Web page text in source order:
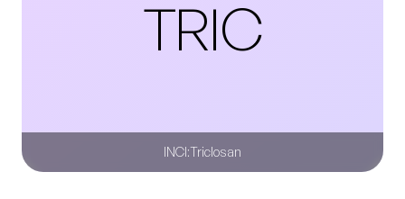
TRIC
INCI:Triclosan